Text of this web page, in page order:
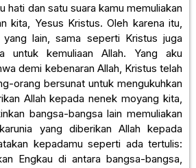
hati dan satu suara kamu memuliakan
kita, Yesus Kristus. Oleh karena itu,
lain, sama seperti Kristus juga
untuk kemuliaan Allah. Yang aku
demi kebenaran Allah, Kristus telah
orang bersunat untuk mengukuhkan
Allah kepada nenek moyang kita,
bangsa-bangsa lain memuliakan
yang diberikan Allah kepada
kepadamu seperti ada tertulis:
Engkau di antara bangsa-bangsa,